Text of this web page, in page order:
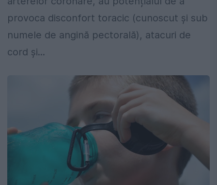
provoca disconfort toracic (cunoscut și sub
numele de angină pectorală), atacuri de
cord și...